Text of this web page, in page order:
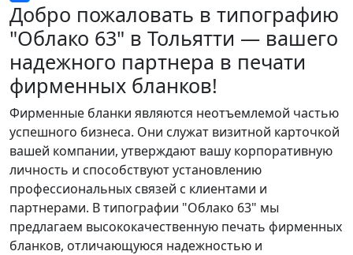
Добро пожаловать в типографию
"Облако 63" в Тольятти — вашего
надежного партнера в печати
фирменных бланков!
Фирменные бланки являются неотъемлемой частью
успешного бизнеса. Они служат визитной карточкой
вашей компании, утверждают вашу корпоративную
личность и способствуют установлению
профессиональных связей с клиентами и
партнерами. В типографии "Облако 63" мы
предлагаем высококачественную печать фирменных
бланков, отличающуюся надежностью и